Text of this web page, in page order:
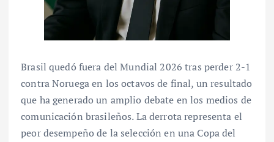
Brasil quedó fuera del Mundial 2026 tras perder 2-1
contra Noruega en los octavos de final, un resultado
que ha generado un amplio debate en los medios de
comunicación brasileños. La derrota representa el
peor desempeño de la selección en una Copa del